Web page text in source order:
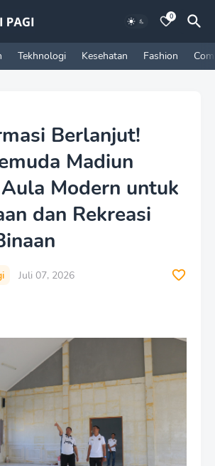
0
Tekhnologi Kesehatan Fashion
Berlanjut!
Madiun
Modern untuk
dan Rekreasi
Juli 07, 2026